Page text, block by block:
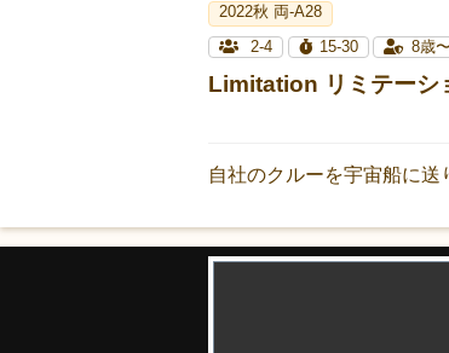
2022秋 両-A28
2-4
15-30 8歳
Limitation リミテーシ
自社のクルーを宇宙船に